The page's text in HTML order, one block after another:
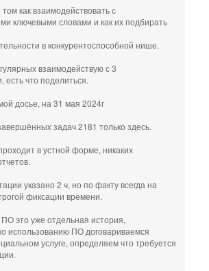
как взаимодействовать с
ключевыми словами и как их подбирать
в конкурентоспособной нише.
взаимодействую с 3
есть что поделиться.
досье, на 31 мая 2024г
задач 2181 только здесь.
в устной форме, никаких
указано 2 ч, но по факту всегда на
фиксации времени.
ПО это уже отдельная история,
использованию ПО договариваемся
услуге, определяем что требуется